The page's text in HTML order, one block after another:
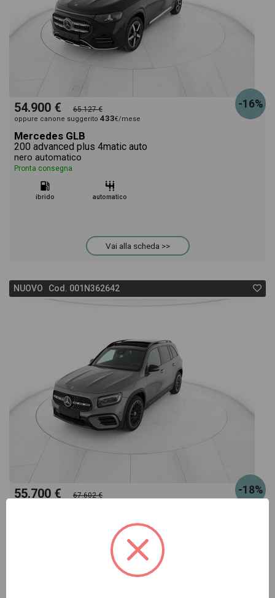
-16%
54.900 € 65.127 €
oppure canone suggerito 433€/mese
Mercedes GLB
200 advanced plus 4matic auto
nero automatico
Pronta consegna
ibrido automatico
Vai alla scheda >>
NUOVO Cod. 001N362642
-18%
55.700 € 67.602 €
200 d amg line advanced plus 4matic auto 7p.ti